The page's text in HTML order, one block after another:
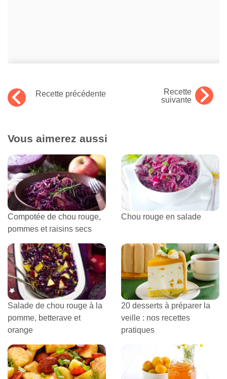
Recette précédente
Recette
suivante
Vous aimerez aussi
Compotée de chou rouge,
pommes et raisins secs
Chou rouge en salade
Salade de chou rouge à la
pomme, betterave et
orange
20 desserts à préparer la
veille : nos recettes
pratiques